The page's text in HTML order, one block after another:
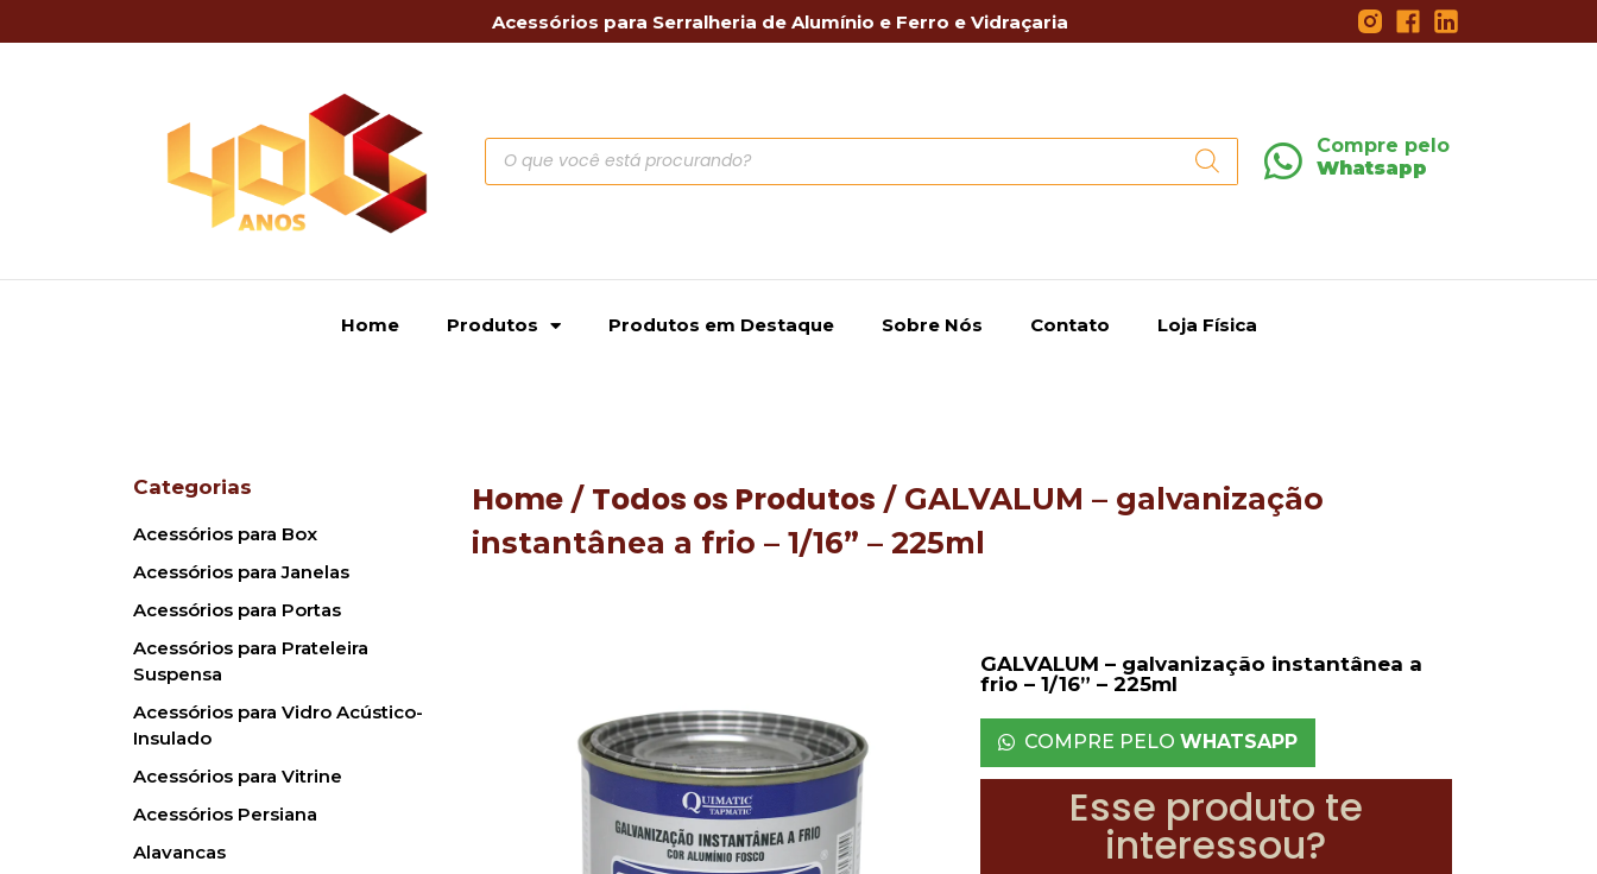
Acessórios para Serralheria de Alumínio e Ferro e Vidraçaria
Compre pelo
Whatsapp
Home Produtos Produtos em Destaque Sobre Nós Contato Loja Física
Categorias
Acessórios para Box
Acessórios para Janelas
Acessórios para Portas
Acessórios para Prateleira
Suspensa
Acessórios para Vidro Acústico-
Insulado
Acessórios para Vitrine
Acessórios Persiana
Alavancas
Home / Todos os Produtos / GALVALUM – galvanização
instantânea a frio – 1/16” – 225ml
GALVALUM – galvanização instantânea a
frio – 1/16” – 225ml
COMPRE PELO WHATSAPP
Esse produto te
interessou?